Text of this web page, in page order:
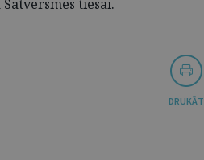
tiesai.
DRUKĀT